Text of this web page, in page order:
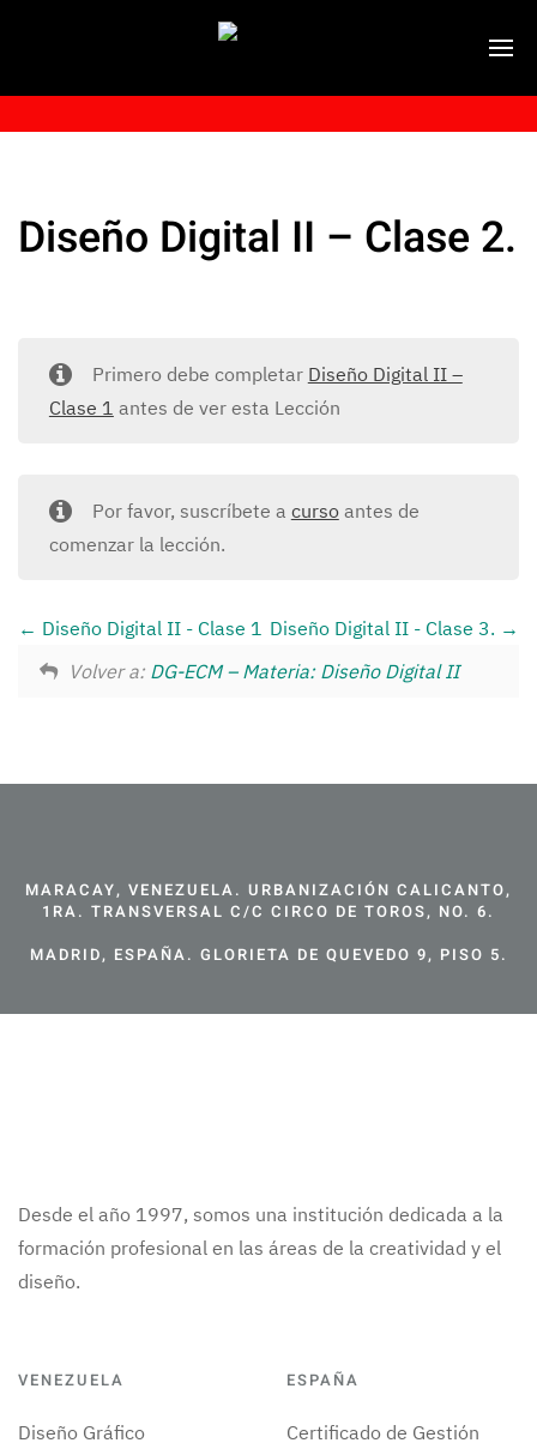
Diseño Digital II – Clase 2.
Primero debe completar Diseño Digital II –
Clase 1 antes de ver esta Lección
Por favor, suscríbete a cursoantes de
comenzar la lección.
Diseño Digital II - Clase 1 Diseño Digital II - Clase 3.
Volver a: DG-ECM – Materia: Diseño Digital II
MARACAY, VENEZUELA. URBANIZACIÓN CALICANTO,
1RA. TRANSVERSAL C/C CIRCO DE TOROS, NO. 6.
MADRID, ESPAÑA. GLORIETA DE QUEVEDO 9, PISO 5.
Desde el año 1997, somos una institución dedicada a la
formación profesional en las áreas de la creatividad y el
diseño.
VENEZUELA
Diseño Gráfico
ESPAÑA
Certificado de Gestión